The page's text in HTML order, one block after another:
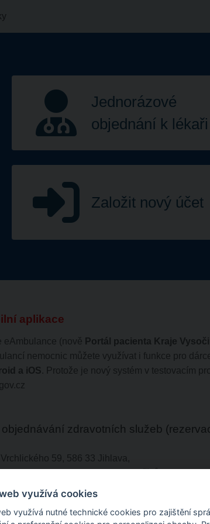
Jednorázové
objednání k lékaři
Založit nový účet
aplikace
eAmbulance (nově Portál pacienta Kraje
nemocnic můžete využívat i funkce pro
a iOS. Protože je nový systém v testovacím
zdravotních služeb
59, 586 33 Jihlava,
nám. 133/2, 674 01 Třebíč
organizace, Žďárská 610, 592 31 Nové Město
Slovanského bratrství 710, 39338 Pelhřimov -
využívá cookies
využívá nutné technické cookies pro zajištění